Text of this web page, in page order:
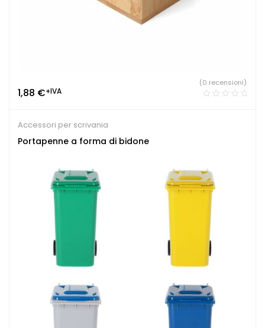
1,88 €+IVA
(0 recensioni)
Accessori per scrivania
Portapenne a forma di bidone